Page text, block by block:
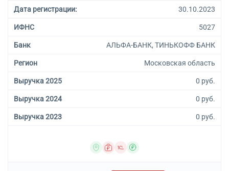
аксессуаров одежды, в том
аналогичных изделий из
кроме трикотажных или
аксессуаров одежды из кожи;
материалов с покрытием
Дата регистрации: 30.10.2023
ИФНС 5027
Банк АЛЬФА-БАНК, ТИНЬКОФФ БАНК
Регион Московская область
Выручка 2025 0 руб.
Выручка 2024 0 руб.
Выручка 2023 0 руб.